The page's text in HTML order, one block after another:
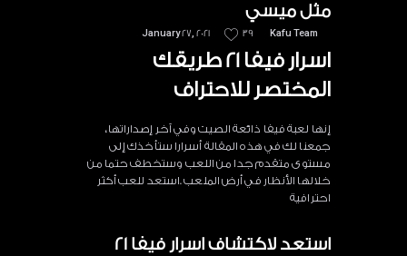
مثل ميسي
January 27, 2021 39 Kafu Team
اسرار فيفا 21 طريقك
المختصر للاحتراف
إنها لعبة فيفا ذائعة الصيت وفي آخر إصداراتها،
جمعنا لك في هذه المقالة أسرارا ستأخذك إلى
مستوى متقدم جدا من اللعب وستخطف حتما من
خلالها الأنظار في أرض الملعب .استعد للعب أكثر
احترافية
استعد لاكتشاف اسرار فيفا 21